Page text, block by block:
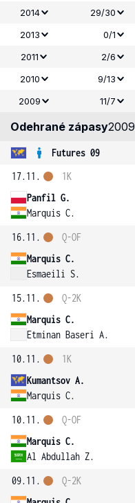
2014
29/30
2013
0/1
2011
2/6
2010
9/13
2009
11/7
Odehrané zápasy2009
Futures 09
17.11.
Panfil G.
Marquis C.
1K
16.11.
Marquis C.
Esmaeili S.
Q-OF
15.11.
Marquis C.
Etminan Baseri A.
Q-2K
10.11.
Kumantsov A.
Marquis C.
1K
10.11.
Marquis C.
Al Abdullah Z.
Q-OF
09.11.
Q-2K